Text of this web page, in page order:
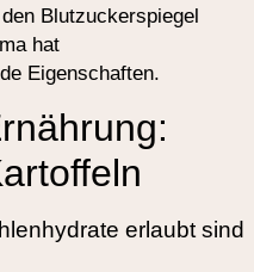
Blutzuckerspiegel
hat
Eigenschaften.
erlaubt sind